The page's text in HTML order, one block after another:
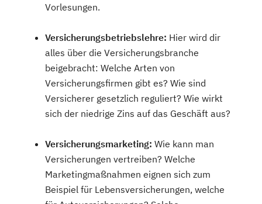
Vorlesungen.
Versicherungsbetriebslehre: Hier wird dir
alles über die Versicherungsbranche
beigebracht: Welche Arten von
Versicherungsfirmen gibt es? Wie sind
Versicherer gesetzlich reguliert? Wie wirkt
sich der niedrige Zins auf das Geschäft aus?
Versicherungsmarketing: Wie kann man
Versicherungen vertreiben? Welche
Marketingmaßnahmen eignen sich zum
Beispiel für Lebensversicherungen, welche